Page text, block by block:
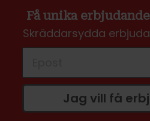
Få unika
Skräddarsydda
Jag vill få